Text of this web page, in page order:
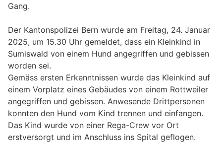
Gang.
Der Kantonspolizei Bern wurde am Freitag, 24. Januar
2025, um 15.30 Uhr gemeldet, dass ein Kleinkind in
Sumiswald von einem Hund angegriffen und gebissen
worden sei.
Gemäss ersten Erkenntnissen wurde das Kleinkind auf
einem Vorplatz eines Gebäudes von einem Rottweiler
angegriffen und gebissen. Anwesende Drittpersonen
konnten den Hund vom Kind trennen und einfangen.
Das Kind wurde von einer Rega-Crew vor Ort
erstversorgt und im Anschluss ins Spital geflogen.